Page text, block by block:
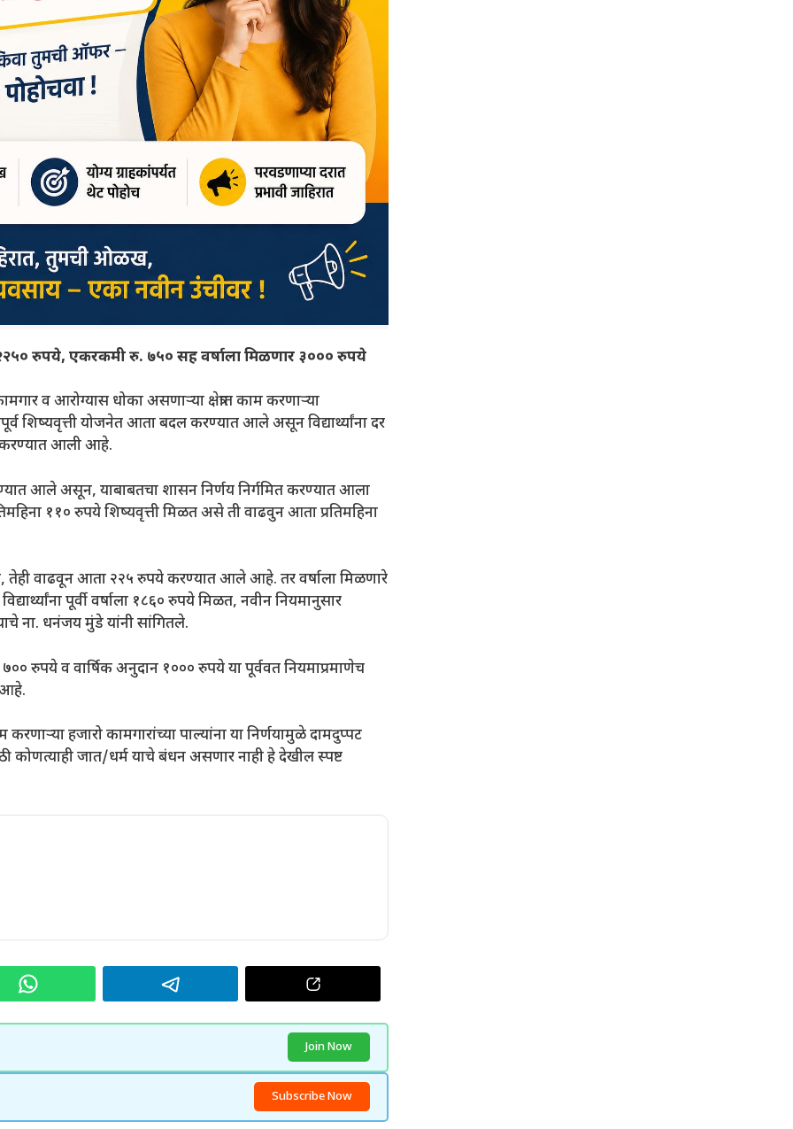
२२५० रुपये, एकरकमी रु. ७५० सह वर्षाला मिळणार ३००० रुपये
व आरोग्यास धोका असणाऱ्या क्षेत्रात काम करणाऱ्या
शिष्यवृत्ती योजनेत आता बदल करण्यात आले असून विद्यार्थ्यांना दर
करण्यात आली आहे.
आले असून, याबाबतचा शासन निर्णय निर्गमित करण्यात आला
११० रुपये शिष्यवृत्ती मिळत असे ती वाढवुन आता प्रतिमहिना
तेही वाढवून आता २२५ रुपये करण्यात आले आहे. तर वर्षाला मिळणारे
पूर्वी वर्षाला १८६० रुपये मिळत, नवीन नियमानुसार
ना. धनंजय मुंडे यांनी सांगितले.
७०० रुपये व वार्षिक अनुदान १००० रुपये या पूर्ववत नियमाप्रमाणेच
आहे.
करणाऱ्या हजारो कामगारांच्या पाल्यांना या निर्णयामुळे दामदुप्पट
जात/धर्म याचे बंधन असणार नाही हे देखील स्पष्ट
Join Now
Subscribe Now